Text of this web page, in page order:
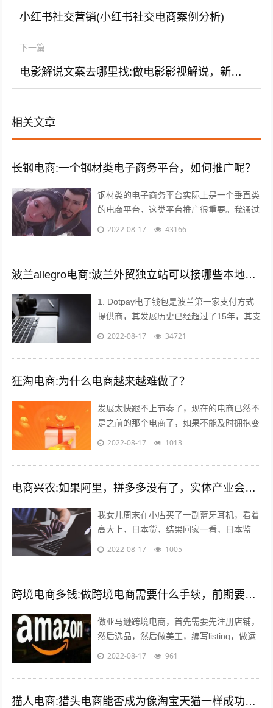
小红书社交营销(小红书社交电商案例分析)
下一篇
电影解说文案去哪里找:做电影影视解说，新人该从哪几方面入手，影视混剪容易过原创吗？
相关文章
长钢电商:一个钢材类电子商务平台，如何推广呢？
钢材类的电子商务平台实际上是一个垂直类
的电商平台，这类平台推广很重要。我通过
自己掌握的方法如下： 1，利用今日头条、
2022-08-17 43166
波兰allegro电商:波兰外贸独立站可以接哪些本地支付方式？
1. Dotpay电子钱包是波兰第一家支付方式
提供商，其发展历史已经超过了15年，其支
付渠道涵盖线上支付和线下支付。Dotpay
2022-08-17 34721
狂淘电商:为什么电商越来越难做了？
发展太快跟不上节奏了，现在的电商已然不
是之前的那个电商了，如果不能及时拥抱变
化就会被无情抛弃。 一个销售闭环的几大
2022-08-17 1013
电商兴农:如果阿里，拼多多没有了，实体产业会复兴吗？
我女儿周末在小店买了一副蓝牙耳机，看着
高大上，日本货，结果回家一看，日本监
造，深圳制造…无品牌。一问多少钱，
2022-08-17 1005
跨境电商多钱:做跨境电商需要什么手续，前期要投入多少钱？
做亚马逊跨境电商，首先需要先注册店铺，
然后选品，然后做美工，编写listing，做运
营优化，出单，处理订单，售后等。这里说
2022-08-17 961
猫人电商:猎头电商能否成为像淘宝天猫一样成功的电商平台